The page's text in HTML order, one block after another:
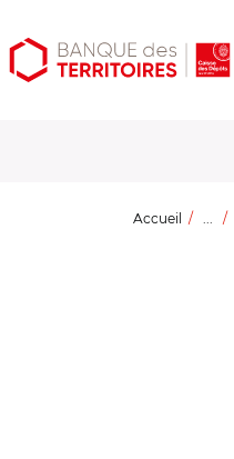
Aller
au
Aller
au
Ouvrir
les
Accueil ...